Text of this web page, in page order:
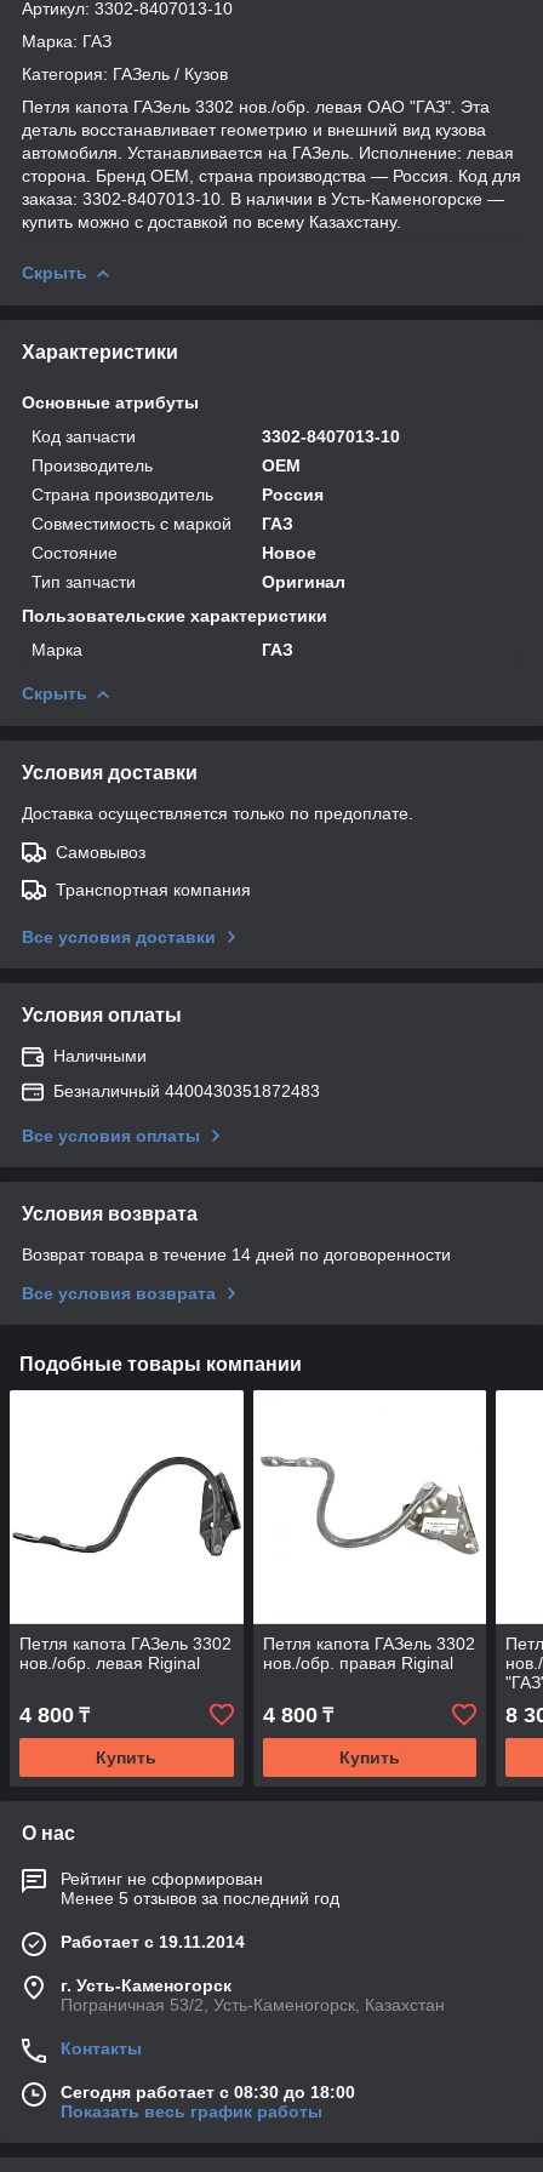
Артикул: 3302-8407013-10
Марка: ГАЗ
Категория: ГАЗель / Кузов
Петля капота ГАЗель 3302 нов./обр. левая ОАО "ГАЗ". Эта
деталь восстанавливает геометрию и внешний вид кузова
автомобиля. Устанавливается на ГАЗель. Исполнение: левая
сторона. Бренд OEM, страна производства — Россия. Код для
заказа: 3302-8407013-10. В наличии в Усть-Каменогорске —
купить можно с доставкой по всему Казахстану.
Скрыть
Характеристики
Основные атрибуты
Код запчасти
3302-8407013-10
Производитель
OEM
Страна производитель
Россия
Совместимость с маркой
ГАЗ
Состояние
Новое
Тип запчасти
Оригинал
Пользовательские характеристики
Марка
ГАЗ
Скрыть
Условия доставки
Доставка осуществляется только по предоплате.
Самовывоз
Транспортная компания
Все условия доставки
Условия оплаты
Наличными
Безналичный 4400430351872483
Все условия оплаты
Условия возврата
Возврат товара в течение 14 дней по договоренности
Все условия возврата
Подобные товары компании
Петля капота ГАЗель 3302
нов./обр. левая Riginal
4 800 ₸
Купить
Петля капота ГАЗель 3302
нов./обр. правая Riginal
4 800₸
Купить
8
О нас
Рейтинг не сформирован
Менее 5 отзывов за последний год
Работает с 19.11.2014
г. Усть-Каменогорск
Пограничная 53/2, Усть-Каменогорск, Казахстан
Контакты
Сегодня работает с 08:30 до 18:00
Показать весь график работы